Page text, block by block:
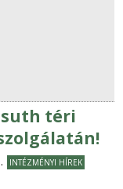
téri
INTÉZMÉNYI HÍREK